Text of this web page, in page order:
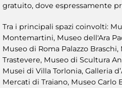
gratuito, dove espressamente
Tra i principali spazi coinvolti:
Montemartini, Museo dell'Ara
Museo di Roma Palazzo
Trastevere, Museo di Scultura
Musei di Villa Torlonia, Galleria
Mercati di Traiano, Museo Carlo